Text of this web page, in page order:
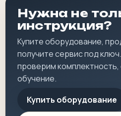
Нужна не
инструкция?
Купите оборудование,
получите сервис под
проверим комплектность,
обучение.
Купить оборудование